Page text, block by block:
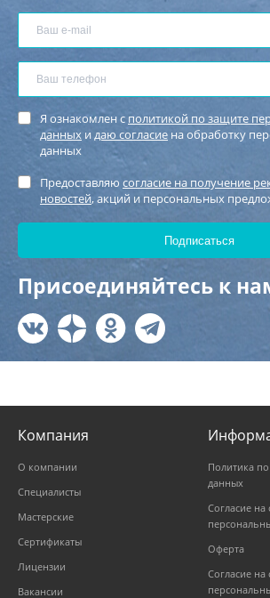
Я ознакомлен с политикой по защите
данных идаю согласие на обработку
данных
Предоставляю согласие на получение
новостей, акций и персональных
Присоединяйтесь к
Компания
О компании
Специалисты
Мастерские
Сертификаты
Лицензии
Вакансии
Политика
данных
Согласие на
Оферта
Согласие на